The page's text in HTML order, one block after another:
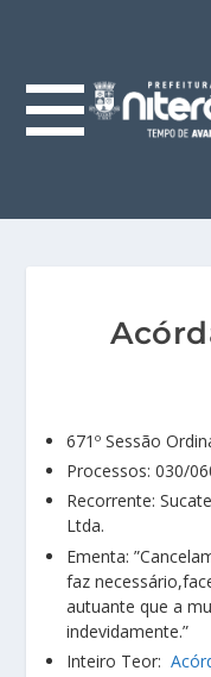
671º Sessão
Processos: 030/
Recorrente:
Ltda.
Ementa:
faz
autuante que a
indevidamente.”
Inteiro Teor: